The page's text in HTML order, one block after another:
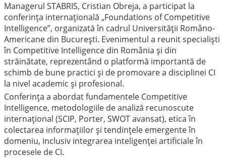
Managerul STABRIS, Cristian Obreja, a participat la
conferința internațională „Foundations of Competitive
Intelligence”, organizată în cadrul Universității Româno-
Americane din București. Evenimentul a reunit specialiști
în Competitive Intelligence din România și din
străinătate, reprezentând o platformă importantă de
schimb de bune practici și de promovare a disciplinei CI
la nivel academic și profesional.
Conferința a abordat fundamentele Competitive
Intelligence, metodologiile de analiză recunoscute
internațional (SCIP, Porter, SWOT avansat), etica în
colectarea informațiilor și tendințele emergente în
domeniu, inclusiv integrarea inteligenței artificiale în
procesele de CI.